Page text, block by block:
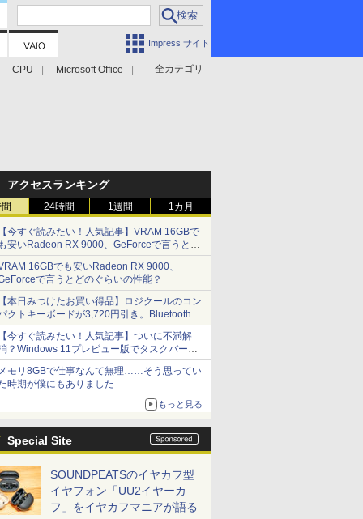
Impress サイト
全カテゴリ
CPU Microsoft Office
アクセスランキング
24時間 1週間 1カ月
今すぐ読みたい！人気記事】VRAM 16GBで
安いRadeon RX 9000、GeForceで言うとど
ぐらいの性能？ - PC Watch
16GBでも安いRadeon RX 9000、
で言うとどのぐらいの性能？
本日みつけたお買い得品】ロジクールのコン
クトキーボードが3,720円引き。Bluetoothで3
接続対応
今すぐ読みたい！人気記事】ついに不満解
？Windows 11プレビュー版でタスクバーの
置変更を徹底検証 - PC Watch
モリ8GBで仕事なんて無理……そう思ってい
時期が僕にもありました
もっと見る
Special Site
SOUNDPEATSのイヤカフ型
イヤフォン「UU2イヤーカ
フ」をイヤカフマニアが語る